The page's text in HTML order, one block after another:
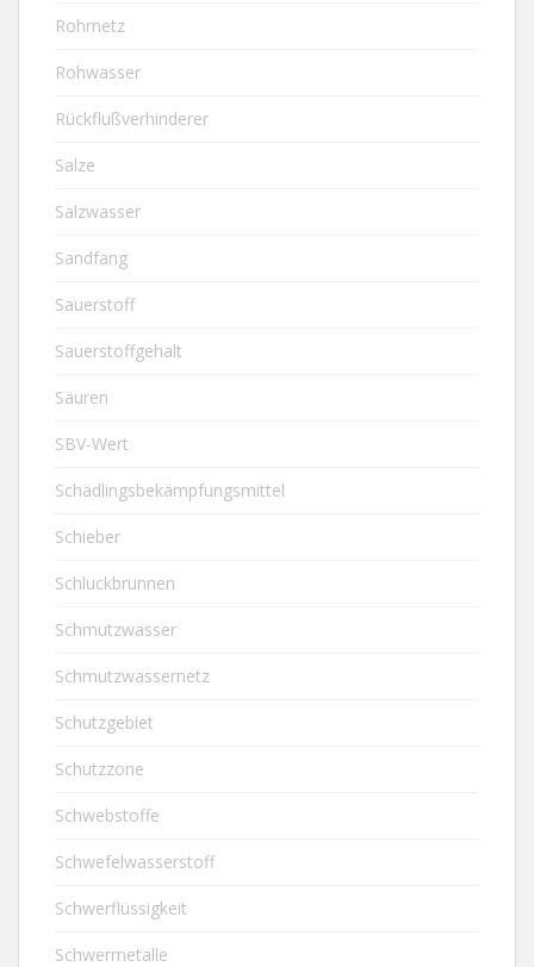
Rohrnetz
Rohwasser
Rückflußverhinderer
Salze
Salzwasser
Sandfang
Sauerstoff
Sauerstoffgehalt
Säuren
SBV-Wert
Schädlingsbekämpfungsmittel
Schieber
Schluckbrunnen
Schmutzwasser
Schmutzwassernetz
Schutzgebiet
Schutzzone
Schwebstoffe
Schwefelwasserstoff
Schwerflüssigkeit
Schwermetalle